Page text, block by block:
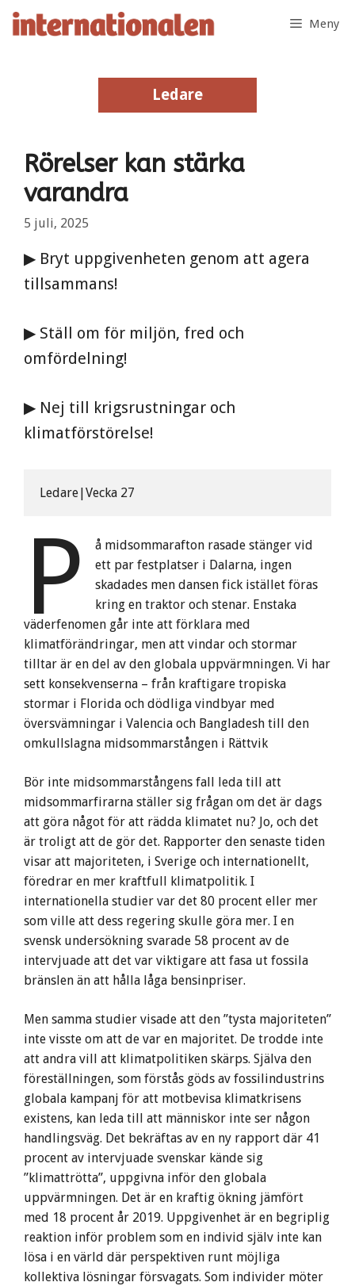
Hoppa
Meny
Ledare
Ledare
Rörelser kan stärka
varandra
5 juli, 2025
▶ Bryt uppgivenheten genom att agera
tillsammans!
▶ Ställ om för miljön, fred och
omfördelning!
▶ Nej till krigsrustningar och
klimatförstörelse!
Ledare|Vecka 27
P
å midsommarafton rasade stänger vid
ett par festplatser i Dalarna, ingen
skadades men dansen fick istället föras
kring en traktor och stenar. Enstaka
väderfenomen går inte att förklara med
klimatförändringar, men att vindar och stormar
tilltar är en del av den globala uppvärmningen. Vi har
sett konsekvenserna – från kraftigare tropiska
stormar i Florida och dödliga vindbyar med
översvämningar i Valencia och Bangladesh till den
omkullslagna midsommarstången i Rättvik
Bör inte midsommarstångens fall leda till att
midsommarfirarna ställer sig frågan om det är dags
att göra något för att rädda klimatet nu? Jo, och det
är troligt att de gör det. Rapporter den senaste tiden
visar att majoriteten, i Sverige och internationellt,
föredrar en mer kraftfull klimatpolitik. I
internationella studier var det 80 procent eller mer
som ville att dess regering skulle göra mer. I en
svensk undersökning svarade 58 procent av de
intervjuade att det var viktigare att fasa ut fossila
bränslen än att hålla låga bensinpriser.
Men samma studier visade att den ”tysta majoriteten”
inte visste om att de var en majoritet. De trodde inte
att andra vill att klimatpolitiken skärps. Själva den
föreställningen, som förstås göds av fossilindustrins
globala kampanj för att motbevisa klimatkrisens
existens, kan leda till att människor inte ser någon
handlingsväg. Det bekräftas av en ny rapport där 41
procent av intervjuade svenskar kände sig
”klimattrötta”, uppgivna inför den globala
uppvärmningen. Det är en kraftig ökning jämfört
med 18 procent år 2019. Uppgivenhet är en begriplig
reaktion inför problem som en individ själv inte kan
lösa i en värld där perspektiven runt möjliga
kollektiva lösningar försvagats. Som individer möter